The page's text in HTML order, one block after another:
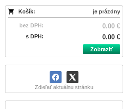
Košík: je prázdny
bez DPH: 0.00 €
s DPH: 0.00 €
Zobraziť
Zdieľať aktuálnu stránku